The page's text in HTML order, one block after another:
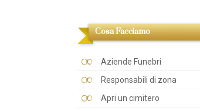
Cosa Facciamo
Aziende Funebri
Responsabili di zona
Apri un cimitero